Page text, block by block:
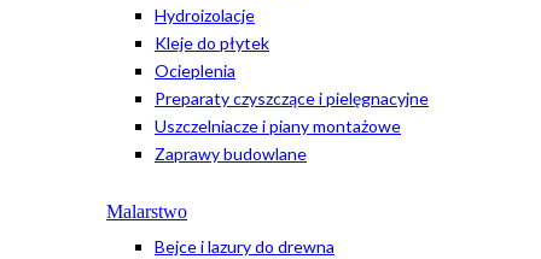
Hydroizolacje
Kleje do płytek
Ocieplenia
Preparaty czyszczące i pielęgnacyjne
Uszczelniacze i piany montażowe
Zaprawy budowlane
Malarstwo
Bejce i lazury do drewna